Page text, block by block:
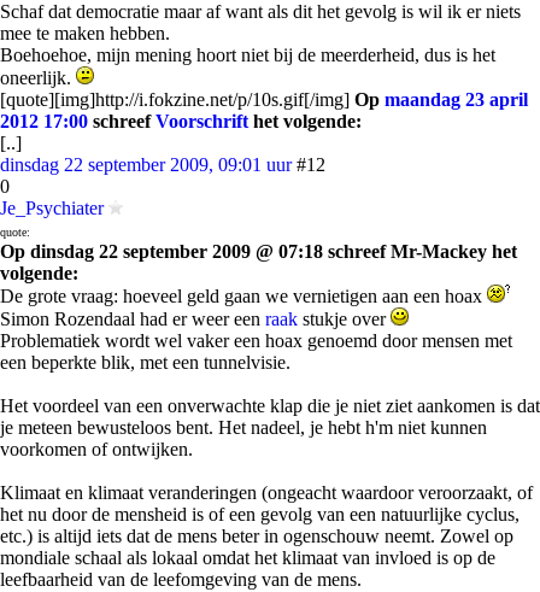
Schaf dat democratie maar af want als dit het gevolg is wil ik er niets
mee te maken hebben.
Boehoehoe, mijn mening hoort niet bij de meerderheid, dus is het
oneerlijk.
[quote][img]http://i.fokzine.net/p/10s.gif[/img] Op maandag 23 april
2012 17:00 schreefVoorschrift het volgende:
[..]
dinsdag 22 september 2009, 09:01 uur #12
0
Je_Psychiater
quote:
Op dinsdag 22 september 2009 @ 07:18 schreef Mr-Mackey het
volgende:
De grote vraag: hoeveel geld gaan we vernietigen aan een hoax
Simon Rozendaal had er weer een raak stukje over
Problematiek wordt wel vaker een hoax genoemd door mensen met
een beperkte blik, met een tunnelvisie.
Het voordeel van een onverwachte klap die je niet ziet aankomen is dat
je meteen bewusteloos bent. Het nadeel, je hebt h'm niet kunnen
voorkomen of ontwijken.
Klimaat en klimaat veranderingen (ongeacht waardoor veroorzaakt, of
het nu door de mensheid is of een gevolg van een natuurlijke cyclus,
etc.) is altijd iets dat de mens beter in ogenschouw neemt. Zowel op
mondiale schaal als lokaal omdat het klimaat van invloed is op de
leefbaarheid van de leefomgeving van de mens.